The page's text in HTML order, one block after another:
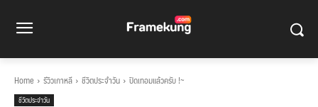
Home รีวิวเกาหลี ชีวิตประจำวัน ปิดเทอมแล้วครับ !~
ชีวิตประจำวัน